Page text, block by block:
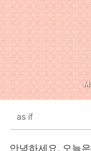
as if
안녕하세요. 오늘은